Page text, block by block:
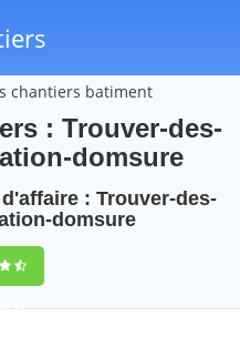
chantiers batiment
: Trouver-des-
domsure
: Trouver-des-
domsure
94